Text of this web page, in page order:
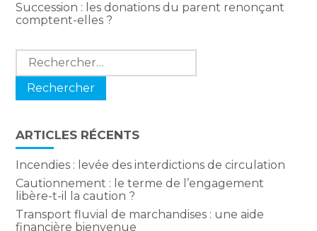
Succession : les donations du parent renonçant
comptent-elles ?
Rechercher :
ARTICLES RÉCENTS
Incendies : levée des interdictions de circulation
Cautionnement : le terme de l’engagement
libère-t-il la caution ?
Transport fluvial de marchandises : une aide
financière bienvenue